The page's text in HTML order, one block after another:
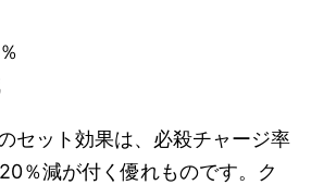
セット効果は、必殺チャージ率
％減が付く優れものです。ク